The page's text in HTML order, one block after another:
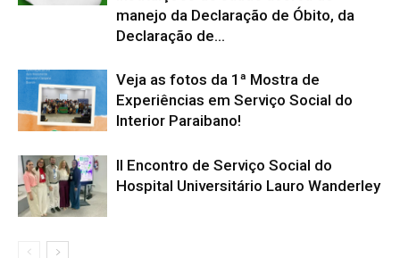
manejo da Declaração de Óbito, da
Declaração de...
Veja as fotos da 1ª Mostra de
Experiências em Serviço Social do
Interior Paraibano!
II Encontro de Serviço Social do
Hospital Universitário Lauro Wanderley